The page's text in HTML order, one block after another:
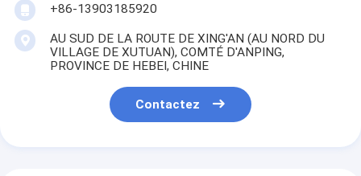
+86-13903185920
AU SUD DE LA ROUTE DE XING'AN (AU NORD DU
VILLAGE DE XUTUAN), COMTÉ D'ANPING,
PROVINCE DE HEBEI, CHINE
Contactez